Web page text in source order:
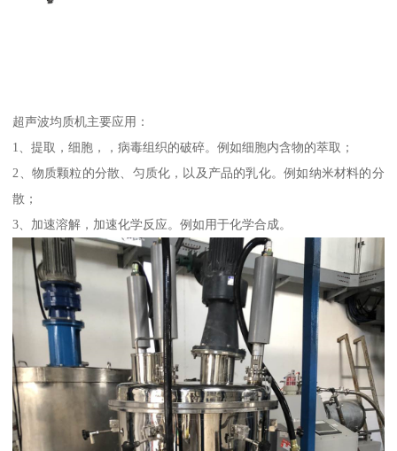
超声波均质机主要应用：
1、提取，细胞，，病毒组织的破碎。例如细胞内含物的萃取；
2、物质颗粒的分散、匀质化，以及产品的乳化。例如纳米材料的分
散；
3、加速溶解，加速化学反应。例如用于化学合成。